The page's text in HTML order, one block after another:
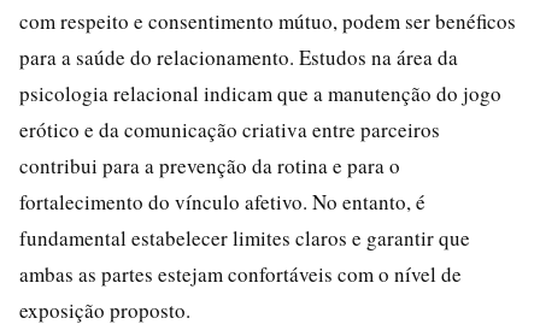
com respeito e consentimento mútuo, podem ser benéficos
para a saúde do relacionamento. Estudos na área da
psicologia relacional indicam que a manutenção do jogo
erótico e da comunicação criativa entre parceiros
contribui para a prevenção da rotina e para o
fortalecimento do vínculo afetivo. No entanto, é
fundamental estabelecer limites claros e garantir que
ambas as partes estejam confortáveis com o nível de
exposição proposto.